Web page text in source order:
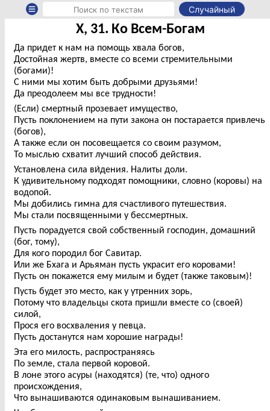
Случайный
X, 31. Ко Всем-Богам
Да придет к нам на помощь хвала богов,
Достойная жертв, вместе со всеми стремительными
(богами)!
С ними мы хотим быть добрыми друзьями!
Да преодолеем мы все трудности!
(Если) смертный прозевает имущество,
Пусть поклонением на пути закона он постарается привлечь
(богов),
А также если он посовещается со своим разумом,
То мыслью схватит лучший способ действия.
Установлена сила ви́дения. Налиты доли.
К удивительному подходят помощники, словно (коровы) на
водопой.
Мы добились гимна для счастливого путешествия.
Мы стали посвященными у бессмертных.
Пусть порадуется свой собственный господин, домашний
(бог, тому),
Для кого породил бог Савитар.
Или же Бхага и Арьяман пусть украсит его коровами!
Пусть он покажется ему милым и будет (также таковым)!
Пусть будет это место, как у утренних зорь,
Потому что владельцы скота пришли вместе со (своей)
силой,
Прося его восхваления у певца.
Пусть достанутся нам хорошие награды!
Эта его милость, распространяясь
По земле, стала первой коровой.
В лоне этого асуры (находятся) (те, что) одного
происхождения,
Что вынашиваются одинаковым вынашиванием.